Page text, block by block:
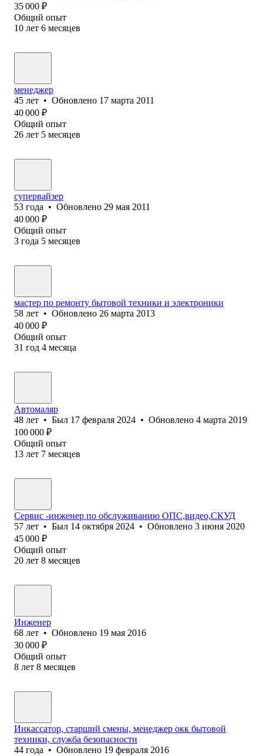
35 000 ₽
Общий опыт
10 лет 6 месяцев
менеджер
45 лет • Обновлено 17 марта 2011
40 000 ₽
Общий опыт
26 лет 5 месяцев
супервайзер
53 года • Обновлено 29 мая 2011
40 000 ₽
Общий опыт
3 года 5 месяцев
мастер по ремонту бытовой техники и электроники
58 лет • Обновлено 26 марта 2013
40 000 ₽
Общий опыт
31 год 4 месяца
Автомаляр
48 лет • Был 17 февраля 2024 • Обновлено 4 марта 2019
100 000 ₽
Общий опыт
13 лет 7 месяцев
Сервис -инженер по обслуживанию ОПС,видео,СКУД
57 лет • Был 14 октября 2024 • Обновлено 3 июня 2020
45 000 ₽
Общий опыт
20 лет 8 месяцев
Инженер
68 лет • Обновлено 19 мая 2016
30 000 ₽
Общий опыт
8 лет 8 месяцев
Инкассатор, старший смены, менеджер окк бытовой
техники, служба безопасности
44 года • Обновлено 19 февраля 2016